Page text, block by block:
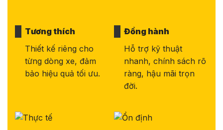
Tương thích
Thiết kế riêng cho
từng dòng xe, đảm
bảo hiệu quả tối ưu.
Đồng hành
Hỗ trợ kỹ thuật
nhanh, chính sách rõ
ràng, hậu mãi trọn
đời.